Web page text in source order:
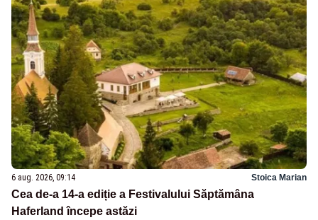
6 aug. 2026, 09:14 Stoica Marian
Cea de-a 14-a ediție a Festivalului Săptămâna
Haferland începe astăzi